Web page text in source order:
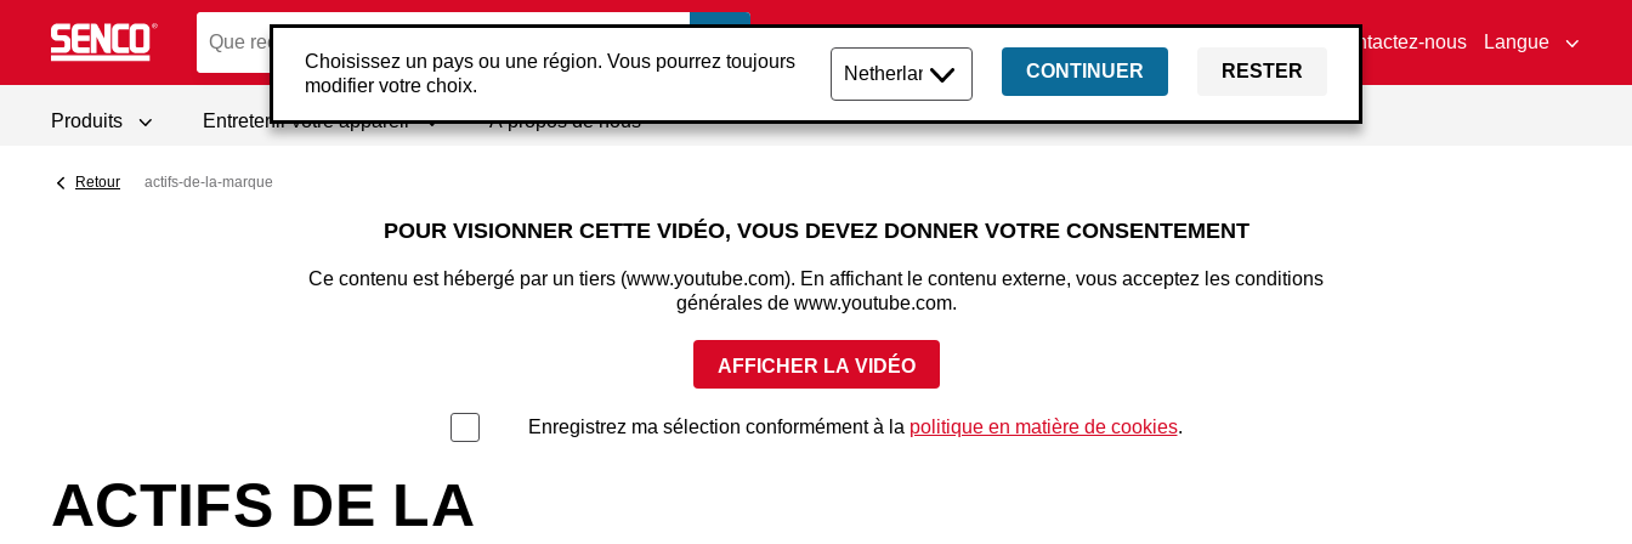
Choisissez un pays ou une région. Vous pourrez toujours
modifier votre choix.
CONTINUER RESTER
Contactez-nous Langue
Produits Entretenir votre appareil À propos de nous
Retour actifs-de-la-marque
POUR VISIONNER CETTE VIDÉO, VOUS DEVEZ DONNER VOTRE CONSENTEMENT
Ce contenu est hébergé par un tiers (www.youtube.com). En affichant le contenu externe, vous acceptez les conditions
générales de www.youtube.com.
AFFICHER LA VIDÉO
Enregistrez ma sélection conformément à la politique en matière de cookies.
ACTIFS DE LA